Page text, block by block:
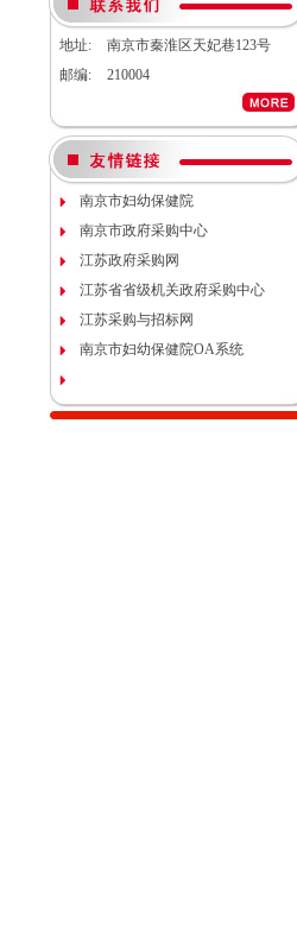
（NJFYCG-202611）院内比选项目
通知
南京市妇幼保健院建院90周年宣传
片视频拍摄项目调研公告
南京市妇幼保健院双源CT、3.0T核
磁等设备维保服务院内咨询讨论会
南京市妇幼保健院护理部模型项目
说明
南京市妇幼保健院减压沸腾式清洗
机项目（编号：NJFYCG-
2025DS12）开标时间的更正通知
南京市妇幼保健院“金陵托育”微信
运营服务项目调研公告
关于南京市妇幼保健院病理科送第
三方检测（NJFYCG-202543）院内
比选项目的通知
（心肺运动测试系统）院内咨询讨
项目采购取消的通知
地址:
南京市秦淮区天妃巷123号
邮编:
210004
南京市妇幼保健院
南京市政府采购中心
江苏政府采购网
江苏省省级机关政府采购中心
江苏采购与招标网
南京市妇幼保健院OA系统